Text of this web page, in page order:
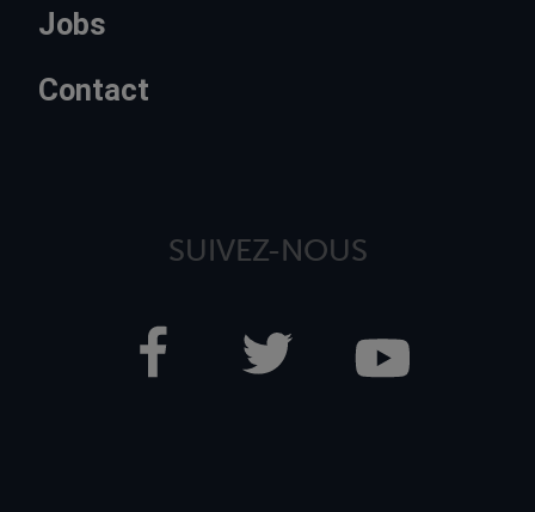
Jobs
Contact
SUIVEZ-NOUS